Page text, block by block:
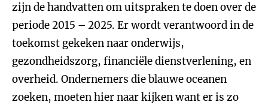
zijn de handvatten om uitspraken te doen over de
periode 2015 – 2025. Er wordt verantwoord in de
toekomst gekeken naar onderwijs,
gezondheidszorg, financiële dienstverlening, en
overheid. Ondernemers die blauwe oceanen
zoeken, moeten hier naar kijken want er is zo